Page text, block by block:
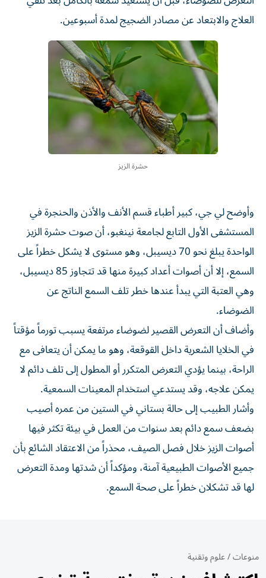
العلاج والابتعاد عن مصادر الضجيج لمدة أسبوعين.
حشرة الزيز
وأوضح لي جي، كبير أطباء قسم الأنف والأذن والحنجرة في
المستشفى الأول التابع لجامعة نينغبو، أن صوت حشرة الزيز
الواحدة يبلغ نحو 70 ديسيبل، وهو مستوى لا يشكل خطراً على
السمع، إلا أن أصوات أعداد كبيرة منها قد تتجاوز 85 ديسيبل،
وهي العتبة التي يبدأ عندها خطر تلف السمع الناتج عن
الضوضاء.
وأضاف أن التعرض القصير لضوضاء مرتفعة يسبب تورماً مؤقتاً
في الخلايا الشعرية داخل القوقعة، وهو ما يمكن أن يتعافى مع
الراحة، بينما يؤدي التعرض المتكرر أو المطول إلى تلف دائم لا
يمكن علاجه، وقد يستدعي استخدام المعينات السمعية.
وأشار الطبيب إلى حالة بستاني في الستين من عمره أصيب
بضعف سمع دائم بعد سنوات من العمل في بيئة تكثر فيها
أصوات الزيز خلال فصل الصيف، محذراً من الاعتقاد الشائع بأن
جميع الأصوات الطبيعية آمنة، ومؤكداً أن شدتها ومدة التعرض
لها قد تشكلان خطراً على صحة السمع.
منوعات/علوم وتقنية